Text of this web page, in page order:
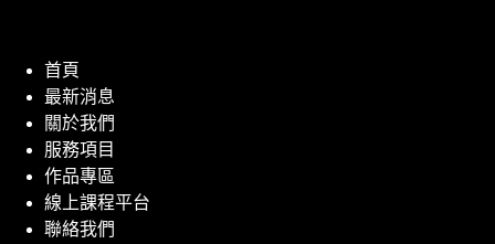
首頁
最新消息
關於我們
服務項目
作品專區
線上課程平台
聯絡我們